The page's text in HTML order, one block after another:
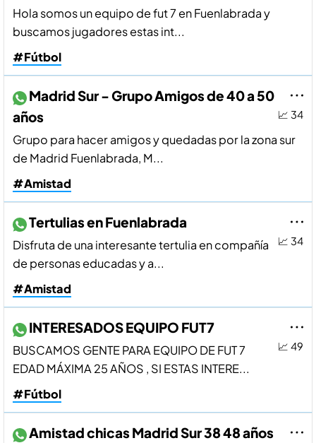
Hola somos un equipo de fut 7 en Fuenlabrada y
buscamos jugadores estas int...
#Fútbol
📈 34
Madrid Sur - Grupo Amigos de 40 a 50
años
Grupo para hacer amigos y quedadas por la zona sur
de Madrid Fuenlabrada, M...
#Amistad
📈 34
Tertulias en Fuenlabrada
Disfruta de una interesante tertulia en compañía
de personas educadas y a...
#Amistad
📈 49
INTERESADOS EQUIPO FUT7
BUSCAMOS GENTE PARA EQUIPO DE FUT 7
EDAD MÁXIMA 25 AÑOS , SI ESTAS INTERE...
#Fútbol
Amistad chicas Madrid Sur 38 48 años